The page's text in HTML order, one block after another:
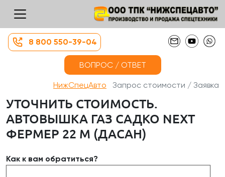
8 800 550-39-04
ВОПРОС / ОТВЕТ
НижСпецАвто Запрос стоимости / Заявка
УТОЧНИТЬ СТОИМОСТЬ.
АВТОВЫШКА ГАЗ САДКО NEXT
ФЕРМЕР 22 М (ДАСАН)
Как к вам обратиться?